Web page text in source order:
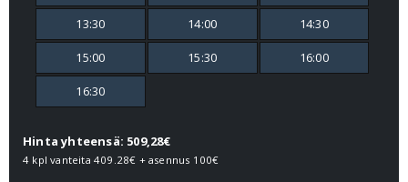
13:30 14:00 14:30
15:00 15:30 16:00
16:30
Hinta yhteensä: 509,28€
4 kpl vanteita 409.28€ + asennus 100€